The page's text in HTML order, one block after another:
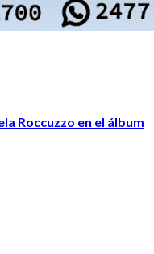
Roccuzzo en el álbum